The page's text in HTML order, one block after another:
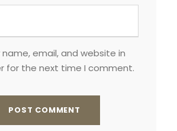
name, email, and website in
for the next time I comment.